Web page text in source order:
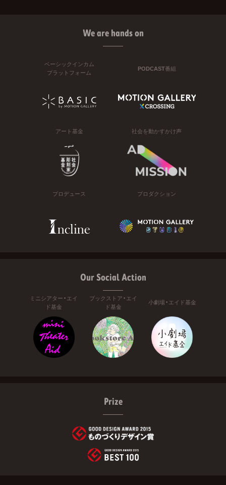
We are hands on
ベーシックインカム
プラットフォーム
PODCAST番組
アート基金 社会を動かすかけ声
プロデュース プロダクション
Our Social Action
ミニシアター・エイ
ド基金
ブックストア・エイ
ド基金
小劇場・エイド基金
Prize